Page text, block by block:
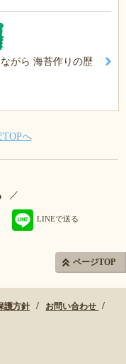
がら 海苔作りの歴
へ
／
LINEで送る
ページTOP
護方針
お問い合わせ